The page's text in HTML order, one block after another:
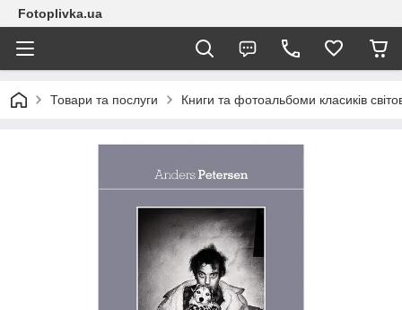
Fotoplivka.ua
Товари та послуги Книги та фотоальбоми класиків